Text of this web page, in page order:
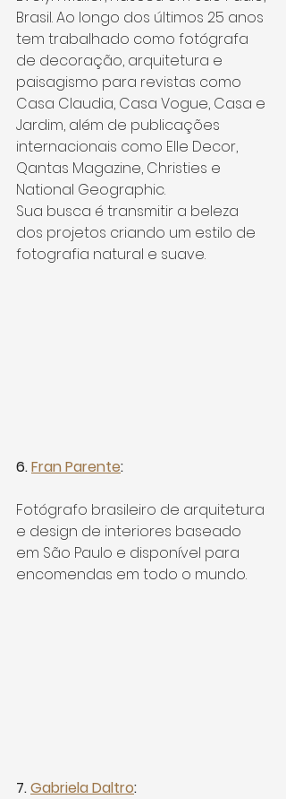
Brasil. Ao longo dos últimos 25 anos
tem trabalhado como fotógrafa
de decoração, arquitetura e
paisagismo para revistas como
Casa Claudia, Casa Vogue, Casa e
Jardim, além de publicações
internacionais como Elle Decor,
Qantas Magazine, Christies e
National Geographic.
Sua busca é transmitir a beleza
dos projetos criando um estilo de
fotografia natural e suave.
6. Fran Parente:
Fotógrafo brasileiro de arquitetura
e design de interiores baseado
em São Paulo e disponível para
encomendas em todo o mundo.
7. Gabriela Daltro: